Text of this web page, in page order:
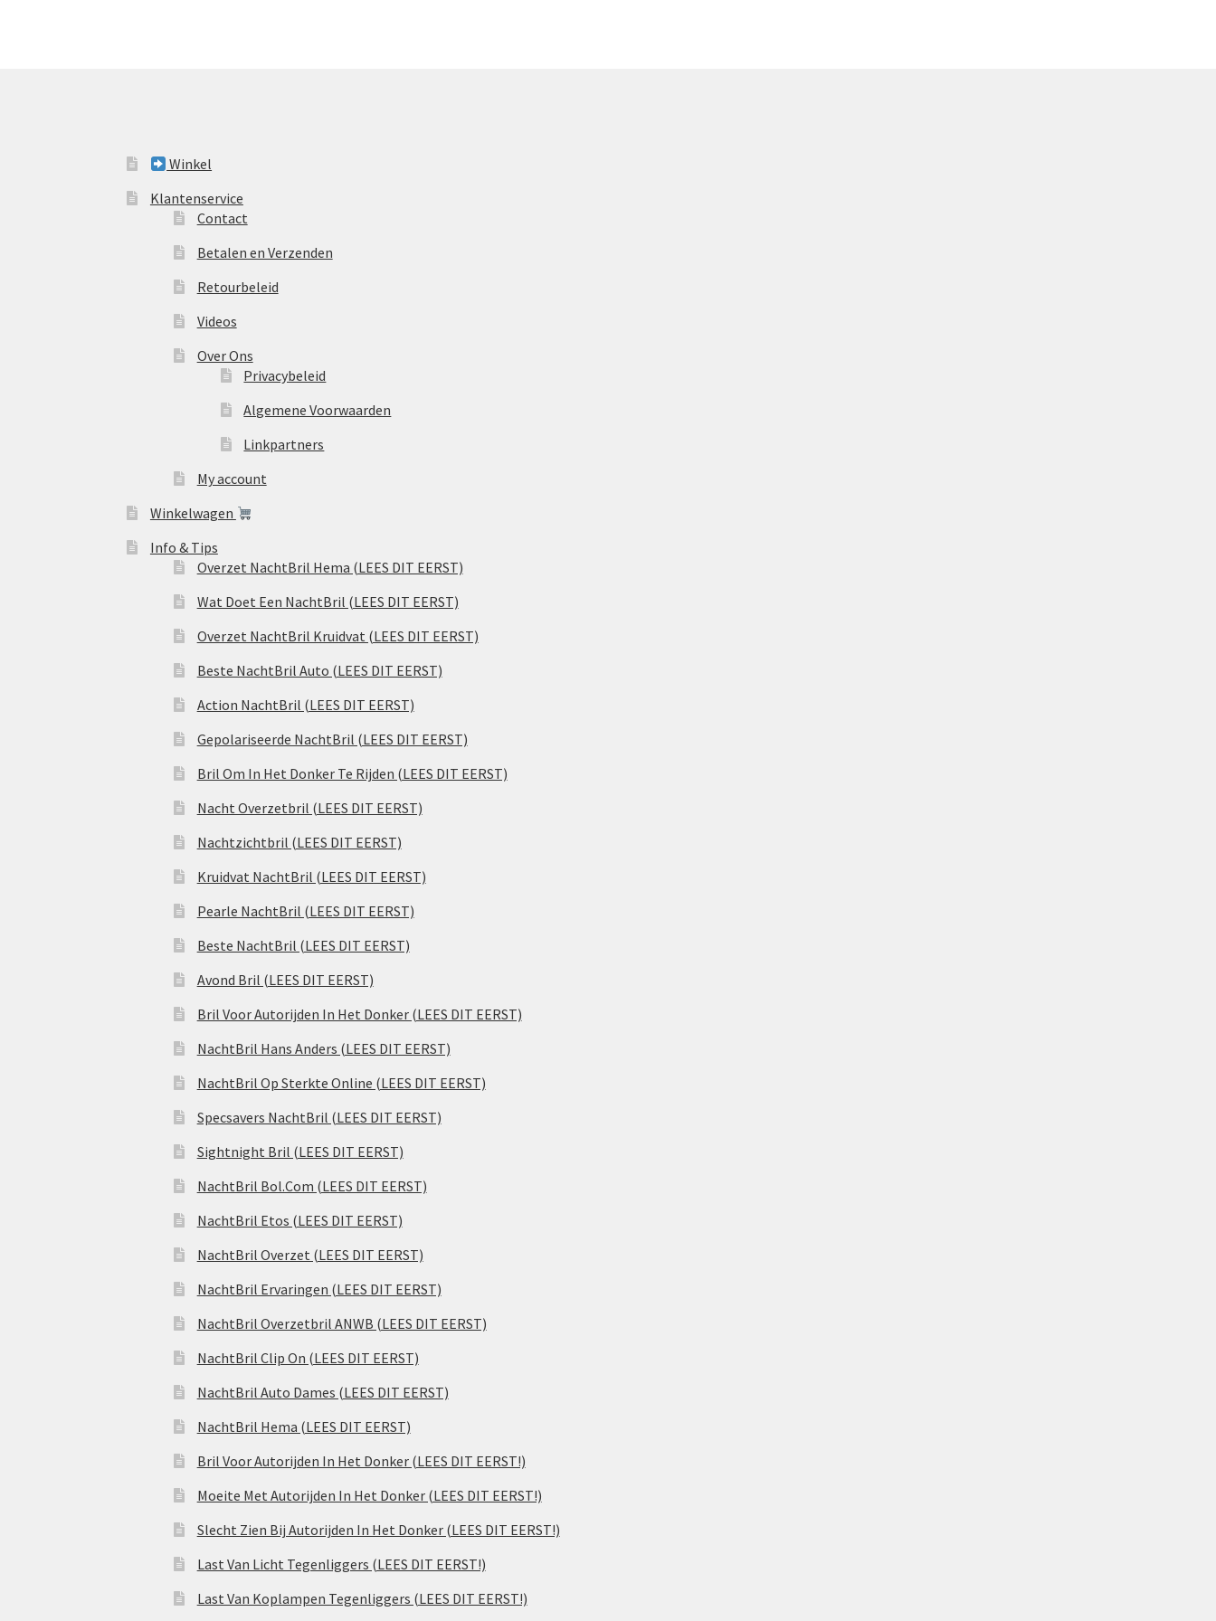
Winkel
Klantenservice
Contact
Betalen en Verzenden
Retourbeleid
Videos
Over Ons
Privacybeleid
Algemene Voorwaarden
Linkpartners
My account
Winkelwagen
Info & Tips
Overzet NachtBril Hema (LEES DIT EERST)
Wat Doet Een NachtBril (LEES DIT EERST)
Overzet NachtBril Kruidvat (LEES DIT EERST)
Beste NachtBril Auto (LEES DIT EERST)
Action NachtBril (LEES DIT EERST)
Gepolariseerde NachtBril (LEES DIT EERST)
Bril Om In Het Donker Te Rijden (LEES DIT EERST)
Nacht Overzetbril (LEES DIT EERST)
Nachtzichtbril (LEES DIT EERST)
Kruidvat NachtBril (LEES DIT EERST)
Pearle NachtBril (LEES DIT EERST)
Beste NachtBril (LEES DIT EERST)
Avond Bril (LEES DIT EERST)
Bril Voor Autorijden In Het Donker (LEES DIT EERST)
NachtBril Hans Anders (LEES DIT EERST)
NachtBril Op Sterkte Online (LEES DIT EERST)
Specsavers NachtBril (LEES DIT EERST)
Sightnight Bril (LEES DIT EERST)
NachtBril Bol.Com (LEES DIT EERST)
NachtBril Etos (LEES DIT EERST)
NachtBril Overzet (LEES DIT EERST)
NachtBril Ervaringen (LEES DIT EERST)
NachtBril Overzetbril ANWB (LEES DIT EERST)
NachtBril Clip On (LEES DIT EERST)
NachtBril Auto Dames (LEES DIT EERST)
NachtBril Hema (LEES DIT EERST)
Bril Voor Autorijden In Het Donker (LEES DIT EERST!)
Moeite Met Autorijden In Het Donker (LEES DIT EERST!)
Slecht Zien Bij Autorijden In Het Donker (LEES DIT EERST!)
Last Van Licht Tegenliggers (LEES DIT EERST!)
Last Van Koplampen Tegenliggers (LEES DIT EERST!)